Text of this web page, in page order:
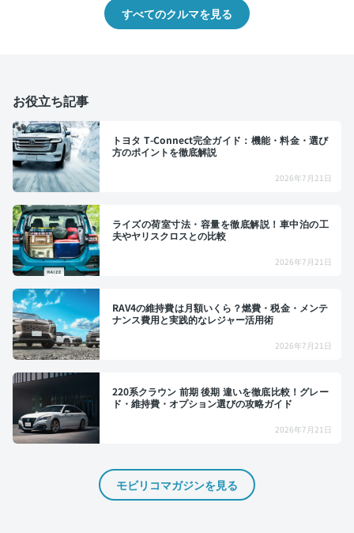
すべてのクルマを見る
お役立ち記事
トヨタ T-Connect完全ガイド：機能・料金・選び
方のポイントを徹底解説
2026年7月21日
ライズの荷室寸法・容量を徹底解説！車中泊の工
夫やヤリスクロスとの比較
2026年7月21日
RAV4の維持費は月額いくら？燃費・税金・メンテ
ナンス費用と実践的なレジャー活用術
2026年7月21日
220系クラウン 前期 後期 違いを徹底比較！グレー
ド・維持費・オプション選びの攻略ガイド
2026年7月21日
モビリコマガジンを見る